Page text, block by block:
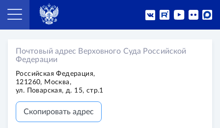
Почтовый адрес Верховного Суда Российской
Федерации
Российская Федерация,
121260, Москва,
ул. Поварская, д. 15, стр.1
Скопировать адрес